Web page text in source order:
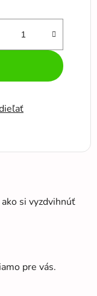
si vyzdvihnúť
pre vás.